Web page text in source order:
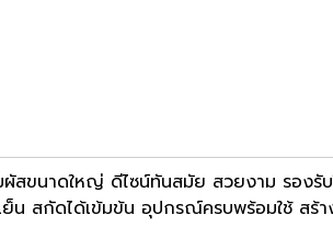
ผัสขนาดใหญ่ ดีไซน์ทันสมัย สวยงาม รอง
น สกัดได้เข้มข้น อุปกรณ์ครบพร้อมใช้ สร้า